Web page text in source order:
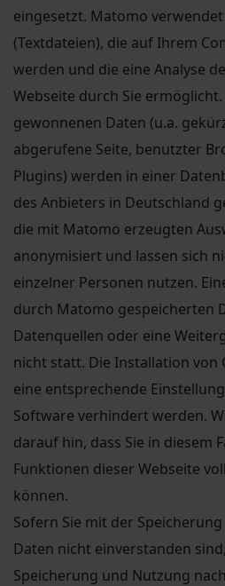
eingesetzt. Matomo
(Textdateien), die auf Ihrem
werden und die eine Analyse
Webseite durch Sie
gewonnenen Daten (u.a.
abgerufene Seite, benutzter
Plugins) werden in einer
des Anbieters in Deutschland
die mit Matomo erzeugten
anonymisiert und lassen sich
einzelner Personen nutzen.
durch Matomo gespeicherten
Datenquellen oder eine
nicht statt. Die Installation von
eine entsprechende
Software verhindert werden.
darauf hin, dass Sie in diesem
Funktionen dieser Webseite
können.
Sofern Sie mit der
Daten nicht einverstanden
Speicherung und Nutzung